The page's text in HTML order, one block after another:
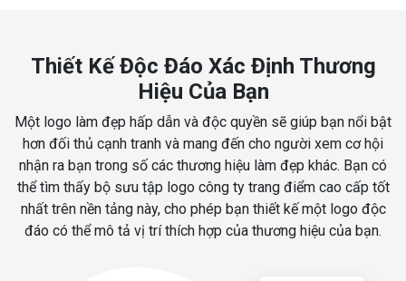
Thiết Kế Độc Đáo Xác Định Thương
Hiệu Của Bạn
Một logo làm đẹp hấp dẫn và độc quyền sẽ giúp bạn nổi bật
hơn đối thủ cạnh tranh và mang đến cho người xem cơ hội
nhận ra bạn trong số các thương hiệu làm đẹp khác. Bạn có
thể tìm thấy bộ sưu tập logo công ty trang điểm cao cấp tốt
nhất trên nền tảng này, cho phép bạn thiết kế một logo độc
đáo có thể mô tả vị trí thích hợp của thương hiệu của bạn.